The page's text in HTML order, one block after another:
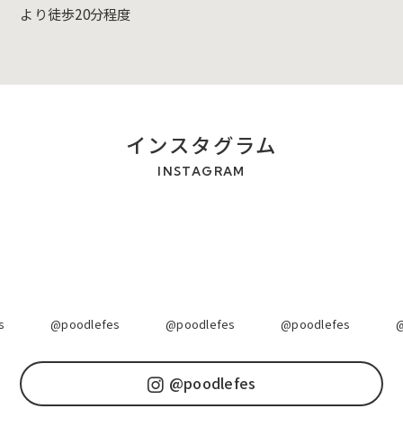
より徒歩20分程度
インスタグラム
INSTAGRAM
@poodlefes @poodlefes @poodlefes
@poodlefes